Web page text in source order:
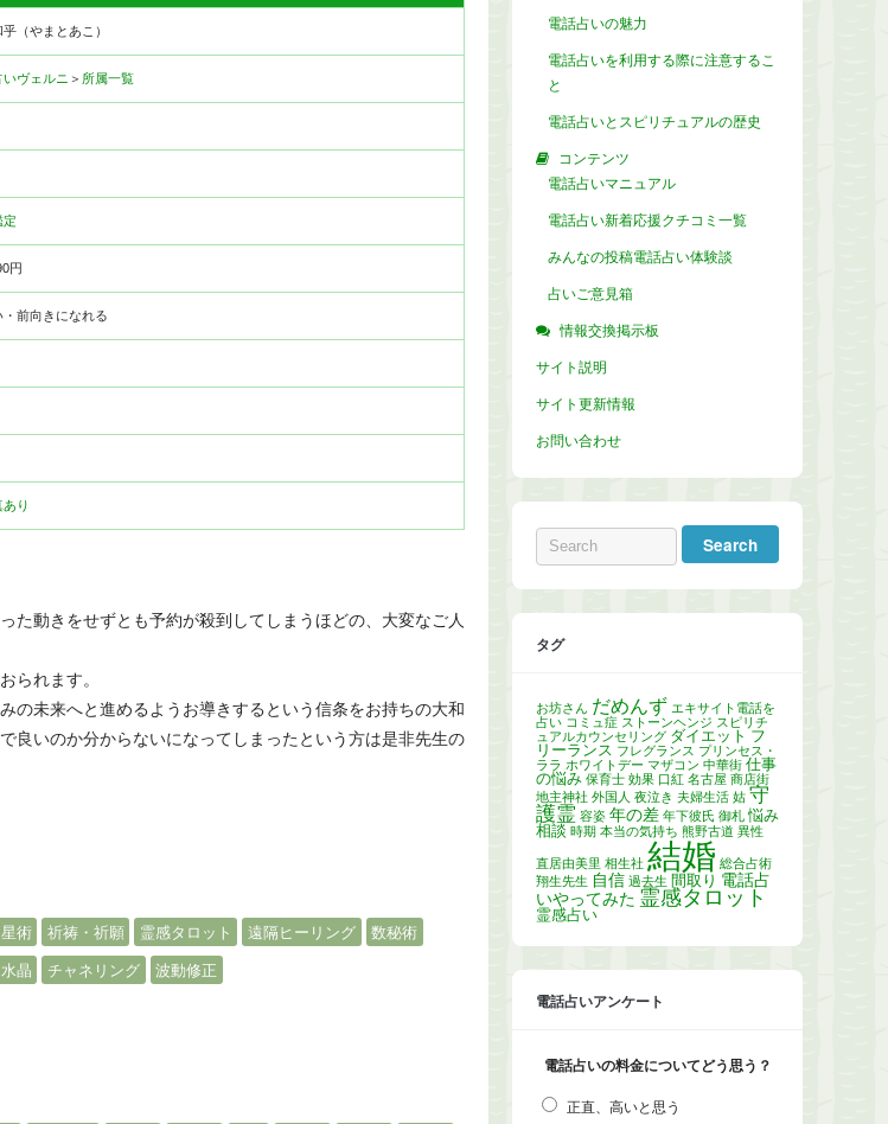
（やまとあこ）
いヴェルニ ＞ 所属一覧
定
円
・前向きになれる
り
た動きをせずとも予約が殺到してしまうほどの、大変なご人
られます。
の未来へと進めるようお導きするという信条をお持ちの大和
良いのか分からないになってしまったという方は是非先生の
術 祈祷・祈願 霊感タロット 遠隔ヒーリング 数秘術
水晶 チャネリング 波動修正
電話占いの魅力
電話占いを利用する際に注意するこ
と
電話占いとスピリチュアルの歴史
コンテンツ
電話占いマニュアル
電話占い新着応援クチコミ一覧
みんなの投稿電話占い体験談
占いご意見箱
情報交換掲示板
サイト説明
サイト更新情報
お問い合わせ
タグ
お坊さん だめんず エキサイト電話を
占い コミュ症 ストーンヘンジ スピリチ
ュアルカウンセリング ダイエット フ
リーランス フレグランス プリンセス・
ララ ホワイトデー マザコン 中華街 仕事
の悩み 保育士 効果 口紅 名古屋 商店街
地主神社 外国人 夜泣き 夫婦生活 姑 守
護霊 容姿 年の差 年下彼氏 御札 悩み
相談 時期 本当の気持ち 熊野古道 異性
直居由美里 相生社 結婚 総合占術
翔生先生 自信 過去生 間取り 電話占
いやってみた 霊感タロット
霊感占い
電話占いアンケート
電話占いの料金についてどう思う？
正直、高いと思う